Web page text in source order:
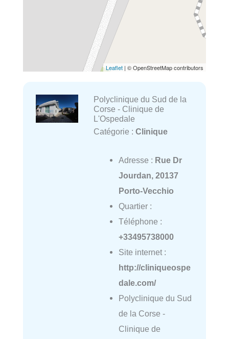
Leaflet | © OpenStreetMap contributors
Polyclinique du Sud de la
Corse - Clinique de
L'Ospedale
Catégorie : Clinique
Adresse : Rue Dr
Jourdan, 20137
Porto-Vecchio
Quartier :
Téléphone :
+33495738000
Site internet :
http://cliniqueospe
dale.com/
Polyclinique du Sud
de la Corse -
Clinique de